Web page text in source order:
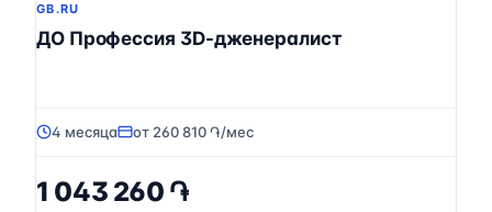
GB.RU
ДО Профессия 3D-дженералист
4 месяца от 260 810 ֏/мес
1 043 260 ֏